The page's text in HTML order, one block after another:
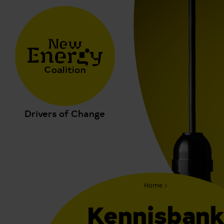
Drivers of Change
Home